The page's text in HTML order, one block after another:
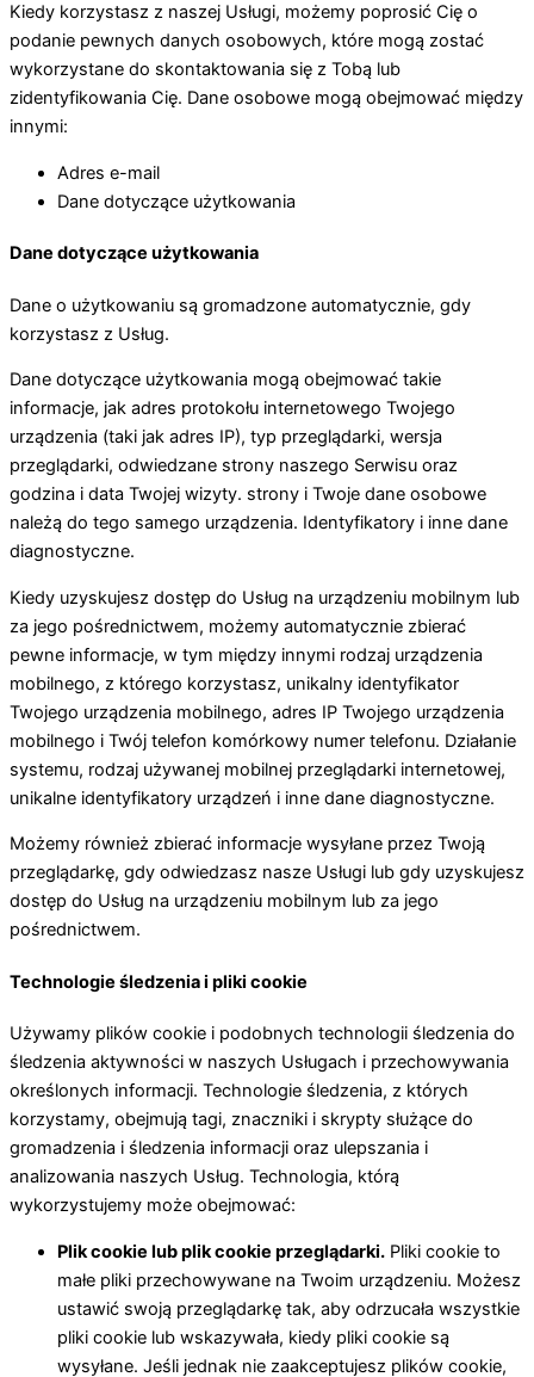
Kiedy korzystasz z naszej Usługi, możemy poprosić Cię o
podanie pewnych danych osobowych, które mogą zostać
wykorzystane do skontaktowania się z Tobą lub
zidentyfikowania Cię. Dane osobowe mogą obejmować między
innymi:
Adres e-mail
Dane dotyczące użytkowania
Dane dotyczące użytkowania
Dane o użytkowaniu są gromadzone automatycznie, gdy
korzystasz z Usług.
Dane dotyczące użytkowania mogą obejmować takie
informacje, jak adres protokołu internetowego Twojego
urządzenia (taki jak adres IP), typ przeglądarki, wersja
przeglądarki, odwiedzane strony naszego Serwisu oraz
godzina i data Twojej wizyty. strony i Twoje dane osobowe
należą do tego samego urządzenia. Identyfikatory i inne dane
diagnostyczne.
Kiedy uzyskujesz dostęp do Usług na urządzeniu mobilnym lub
za jego pośrednictwem, możemy automatycznie zbierać
pewne informacje, w tym między innymi rodzaj urządzenia
mobilnego, z którego korzystasz, unikalny identyfikator
Twojego urządzenia mobilnego, adres IP Twojego urządzenia
mobilnego i Twój telefon komórkowy numer telefonu. Działanie
systemu, rodzaj używanej mobilnej przeglądarki internetowej,
unikalne identyfikatory urządzeń i inne dane diagnostyczne.
Możemy również zbierać informacje wysyłane przez Twoją
przeglądarkę, gdy odwiedzasz nasze Usługi lub gdy uzyskujesz
dostęp do Usług na urządzeniu mobilnym lub za jego
pośrednictwem.
Technologie śledzenia i pliki cookie
Używamy plików cookie i podobnych technologii śledzenia do
śledzenia aktywności w naszych Usługach i przechowywania
określonych informacji. Technologie śledzenia, z których
korzystamy, obejmują tagi, znaczniki i skrypty służące do
gromadzenia i śledzenia informacji oraz ulepszania i
analizowania naszych Usług. Technologia, którą
wykorzystujemy może obejmować:
Plik cookie lub plik cookie przeglądarki. Pliki cookie to
małe pliki przechowywane na Twoim urządzeniu. Możesz
ustawić swoją przeglądarkę tak, aby odrzucała wszystkie
pliki cookie lub wskazywała, kiedy pliki cookie są
wysyłane. Jeśli jednak nie zaakceptujesz plików cookie,